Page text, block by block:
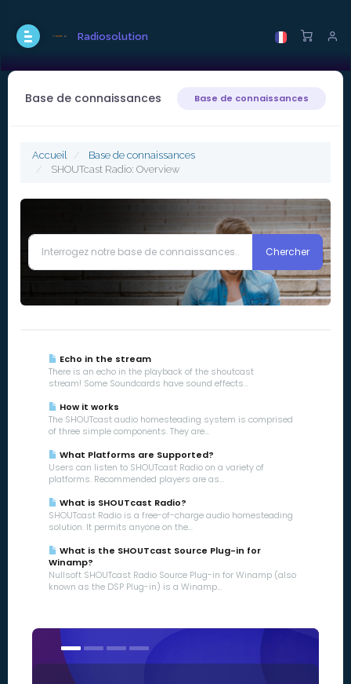
Radiosolution
Base de connaissances Base de connaissances
Accueil
Base de connaissances
SHOUTcast Radio: Overview
Echo in the stream
There is an echo in the playback of the shoutcast
stream! Some Soundcards have sound effects...
How it works
The SHOUTcast audio homesteading system is comprised
of three simple components. They are...
What Platforms are Supported?
Users can listen to SHOUTcast Radio on a variety of
platforms. Recommended players are as...
What is SHOUTcast Radio?
SHOUTcast Radio is a free-of-charge audio homesteading
solution. It permits anyone on the...
What is the SHOUTcast Source Plug-in for
Winamp?
Nullsoft SHOUTcast Radio Source Plug-in for Winamp (also
known as the DSP Plug-in) is a Winamp...